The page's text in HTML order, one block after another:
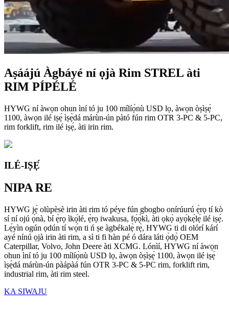
Aṣáájú Àgbáyé ní ọjà Rim STREL àti
RIM PÍPÉLÉ
HYWG ní àwọn ohun ìní tó ju 100 mílíọ̀nù USD lọ, àwọn òṣìṣẹ́
1100, àwọn ilé iṣẹ́ ìṣẹ̀dá márùn-ún pàtó fún rim OTR 3-PC & 5-PC,
rim forklift, rim ilé iṣẹ́, àti irin rim.
ILÉ-IṢẸ́
NIPA RE
HYWG jẹ́ olùpèsè irin àti rim tó péye fún gbogbo onírúurú ẹ̀rọ tí kò
sí ní ojú ọ̀nà, bí ẹ̀rọ ìkọ́lé, ẹ̀rọ iwakusa, fọ́ọ̀kì, àti ọkọ̀ ayọ́kẹ́lẹ́ ilé iṣẹ́.
Lẹ́yìn ogún ọdún tí wọ́n ti ń ṣe àgbékalẹ̀ rẹ̀, HYWG ti di olórí kárí
ayé nínú ọjà irin àti rim, a sì ti fi hàn pé ó dára láti ọ̀dọ̀ OEM
Caterpillar, Volvo, John Deere àti XCMG. Lónìí, HYWG ní àwọn
ohun ìní tó ju 100 mílíọ̀nù USD lọ, àwọn òṣìṣẹ́ 1100, àwọn ilé iṣẹ́
ìṣẹ̀dá márùn-ún pàápàá fún OTR 3-PC & 5-PC rim, forklift rim,
industrial rim, àti rim steel.
KA SIWAJU